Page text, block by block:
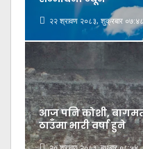
२२ श्रावण २०८३, शुक्रबार ०७:४८
आज पनि कोशी,
ठाउँमा भारी वर्षा हुने